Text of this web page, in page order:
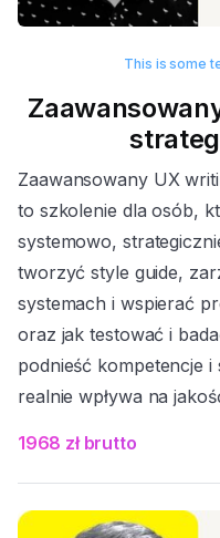
Zaawansowany UX
to szkolenie dla osób,
systemowo,
tworzyć style guide,
systemach i wspierać
oraz jak testować i
podnieść kompetencje
realnie wpływa na
This is some
1968 zł brutto